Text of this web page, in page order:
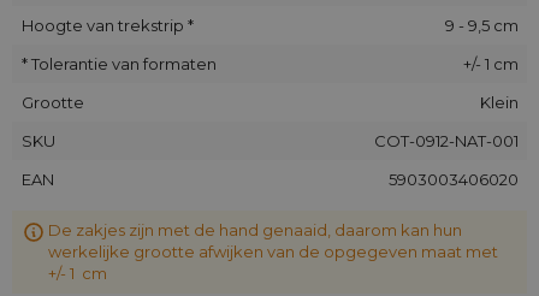
Hoogte van trekstrip *
9 - 9,5 cm
* Tolerantie van formaten
+/- 1 cm
Grootte
Klein
SKU
COT-0912-NAT-001
EAN
5903003406020
De zakjes zijn met de hand genaaid, daarom kan hun
werkelijke grootte afwijken van de opgegeven maat met
+/- 1 cm